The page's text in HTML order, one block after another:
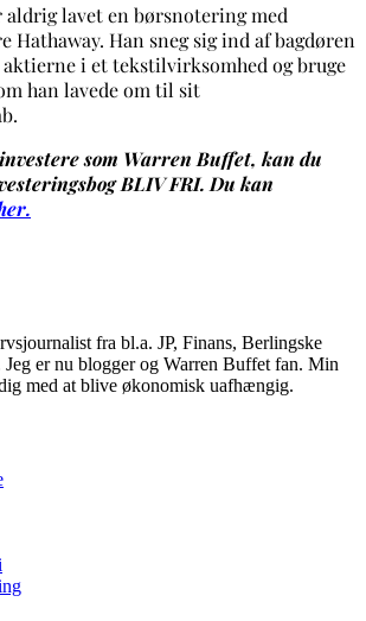
aldrig lavet en børsnotering med
Hathaway. Han sneg sig ind af bagdøren
aktierne i et tekstilvirksomhed og bruge
han lavede om til sit
som Warren Buffet, kan du
BLIV FRI. Du kan
.
fra bl.a. JP, Finans, Berlingske
Jeg er nu blogger og Warren Buffet fan. Min
med at blive økonomisk uafhængig.